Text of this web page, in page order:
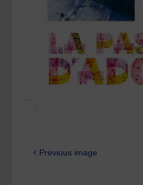
Previous image